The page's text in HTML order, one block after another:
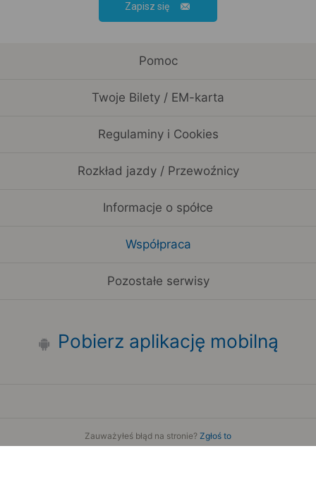
Zapisz się
Pomoc
Twoje Bilety / EM-karta
Regulaminy i Cookies
Rozkład jazdy / Przewoźnicy
Informacje o spółce
Współpraca
Pozostałe serwisy
Pobierz aplikację mobilną
Zauważyłeś błąd na stronie? Zgłoś to